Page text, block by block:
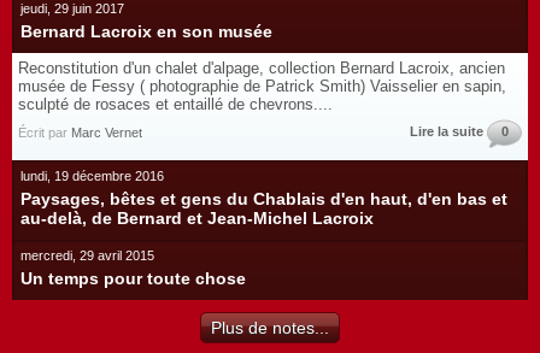
jeudi, 29 juin 2017
Bernard Lacroix en son musée
Reconstitution d'un chalet d'alpage, collection Bernard Lacroix, ancien
musée de Fessy ( photographie de Patrick Smith) Vaisselier en sapin,
sculpté de rosaces et entaillé de chevrons....
Écrit par Marc Vernet Lire la suite 0
lundi, 19 décembre 2016
Paysages, bêtes et gens du Chablais d'en haut, d'en bas et
au-delà, de Bernard et Jean-Michel Lacroix
mercredi, 29 avril 2015
Un temps pour toute chose
Plus de notes...